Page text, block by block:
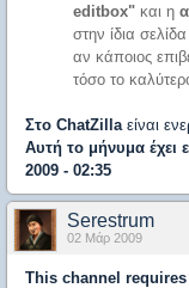
editbox" και η
στην ίδια
αν κάποιος
τόσο το
Στο ChatZilla είναι
Αυτή το μήνυμα έχει
2009 - 02:35
Serestrum
02 Μάρ 2009
This channel requires